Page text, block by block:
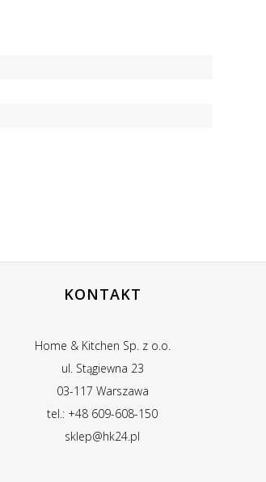
KONTAKT
Home & Kitchen Sp. z o.o.
ul. Stągiewna 23
03-117 Warszawa
tel.: +48 609-608-150
sklep@hk24.pl